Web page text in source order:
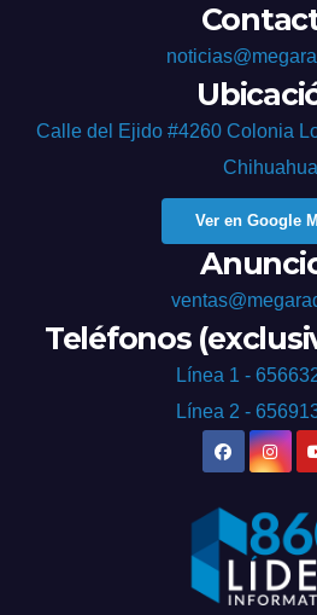
Calle del Ejido #4260 Colonia
Chihuahua
Ver en Google
Teléfonos
Línea 1 -
Línea 2 -